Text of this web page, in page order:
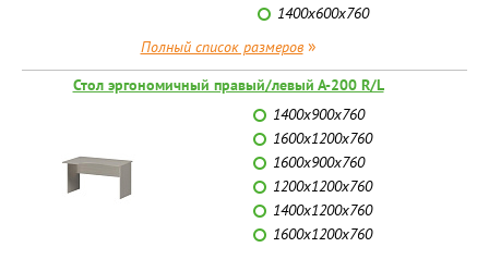
1400х600х760
Полный список размеров»
Стол эргономичный правый/левый А-200 R/L
1400х900х760
1600х1200х760
1600х900х760
1200х1200х760
1400х1200х760
1600х1200х760